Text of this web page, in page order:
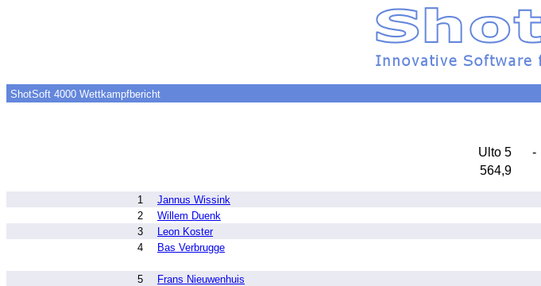
ShotSoft 4000 Wettkampfbericht
Ulto 5 -
564,9
1 Jannus Wissink
2
Willem Duenk
3
Leon Koster
4
Bas Verbrugge
5 Frans Nieuwenhuis